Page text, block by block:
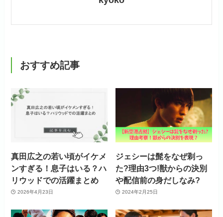
おすすめ記事
真田広之の若い頃がイケメ
ンすぎる！息子はいる？ハ
リウッドでの活躍まとめ
2026年4月23日
ジェシーは髭をなぜ剃っ
た?理由3つ!獣からの決別
や配信前の身だしなみ?
2024年2月25日